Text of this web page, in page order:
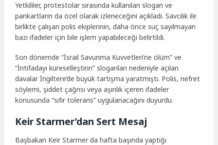
Yetkililer, protestolar sırasında kullanılan slogan ve
pankartların da özel olarak izleneceğini açıkladı. Savcılık ile
birlikte çalışan polis ekiplerinin, daha önce suç sayılmayan
bazı ifadeler için bile işlem yapabileceği belirtildi.
Son dönemde “İsrail Savunma Kuvvetleri’ne ölüm” ve
“İntifadayı küreselleştirin” sloganları nedeniyle açılan
davalar İngiltere’de büyük tartışma yaratmıştı. Polis, nefret
söylemi, şiddet çağrısı veya aşırılık içeren ifadeler
konusunda “sıfır tolerans” uygulanacağını duyurdu.
Keir Starmer’dan Sert Mesaj
Başbakan Keir Starmer da hafta başında yaptığı